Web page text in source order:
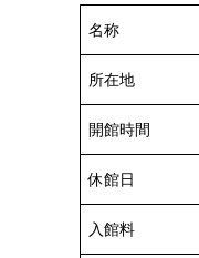
名称
所在地
開館時間
休館日
入館料